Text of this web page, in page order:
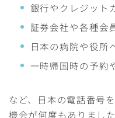
銀行やクレジット
証券会社や各種会
日本の病院や役所
一時帰国時の予約
など、日本の電話番号
機会が何度もありました